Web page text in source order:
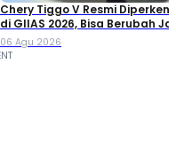
Chery Tiggo V Resmi
di GIIAS 2026, Bisa Berubah
Double Cabin
06 Agu 2026